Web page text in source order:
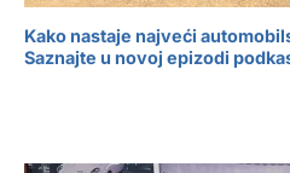
Kako nastaje najveći
Saznajte u novoj epizodi